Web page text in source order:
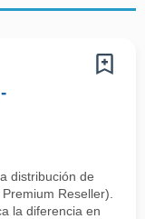
distribución de
Reseller).
la diferencia en